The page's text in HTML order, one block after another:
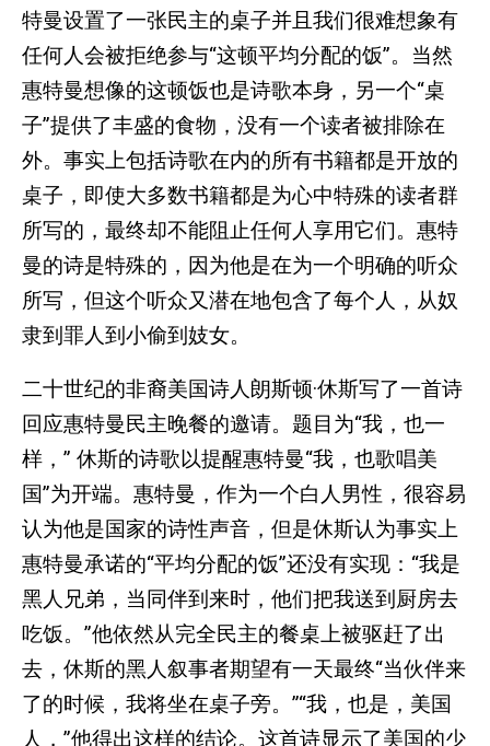
特曼设置了一张民主的桌子并且我们很难想象有
任何人会被拒绝参与“这顿平均分配的饭”。当然
惠特曼想像的这顿饭也是诗歌本身，另一个“桌
子”提供了丰盛的食物，没有一个读者被排除在
外。事实上包括诗歌在内的所有书籍都是开放的
桌子，即使大多数书籍都是为心中特殊的读者群
所写的，最终却不能阻止任何人享用它们。惠特
曼的诗是特殊的，因为他是在为一个明确的听众
所写，但这个听众又潜在地包含了每个人，从奴
隶到罪人到小偷到妓女。
二十世纪的非裔美国诗人朗斯顿·休斯写了一首诗
回应惠特曼民主晚餐的邀请。题目为“我，也一
样，” 休斯的诗歌以提醒惠特曼“我，也歌唱美
国”为开端。惠特曼，作为一个白人男性，很容易
认为他是国家的诗性声音，但是休斯认为事实上
惠特曼承诺的“平均分配的饭”还没有实现：“我是
黑人兄弟，当同伴到来时，他们把我送到厨房去
吃饭。”他依然从完全民主的餐桌上被驱赶了出
去，休斯的黑人叙事者期望有一天最终“当伙伴来
了的时候，我将坐在桌子旁。”“我，也是，美国
人，”他得出这样的结论。这首诗显示了美国的少